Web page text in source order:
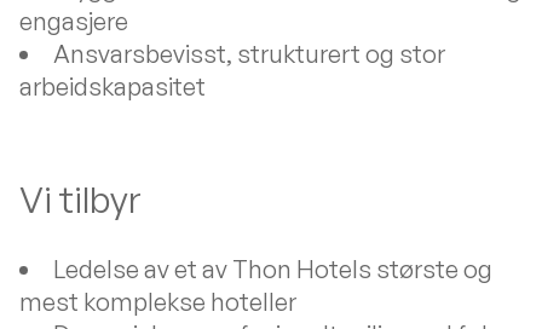
engasjere
Ansvarsbevisst, strukturert og stor
arbeidskapasitet
Vi tilbyr
Ledelse av et av Thon Hotels største og
mest komplekse hoteller